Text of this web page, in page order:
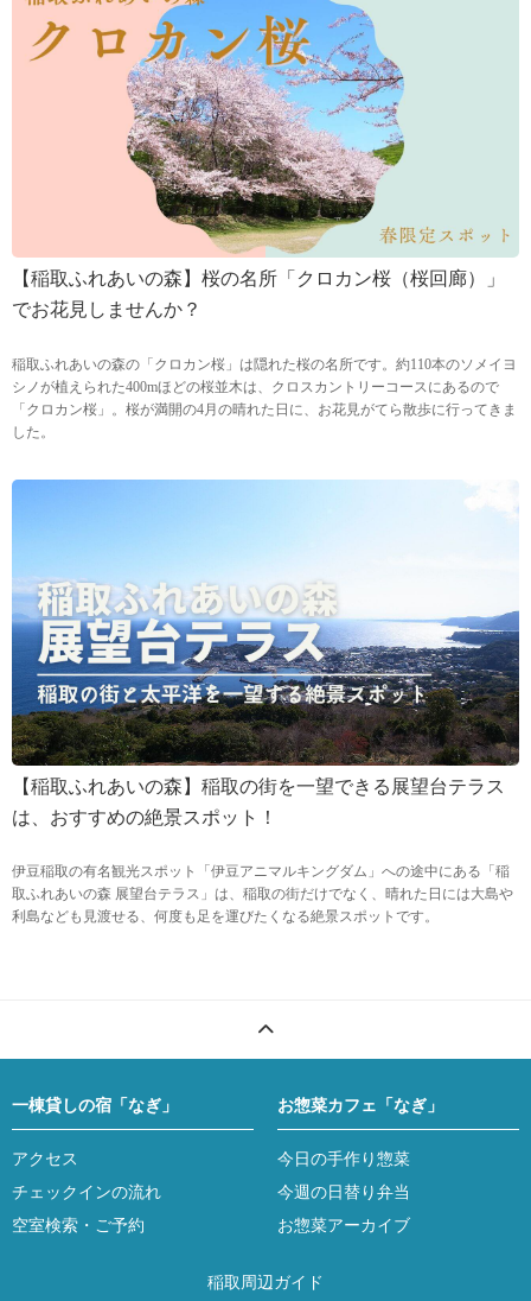
【稲取ふれあいの森】桜の名所「クロカン桜（桜回廊）」
でお花見しませんか？
稲取ふれあいの森の「クロカン桜」は隠れた桜の名所です。約110本のソメイヨ
シノが植えられた400mほどの桜並木は、クロスカントリーコースにあるので
「クロカン桜」。桜が満開の4月の晴れた日に、お花見がてら散歩に行ってきま
した。
【稲取ふれあいの森】稲取の街を一望できる展望台テラス
は、おすすめの絶景スポット！
伊豆稲取の有名観光スポット「伊豆アニマルキングダム」への途中にある「稲
取ふれあいの森 展望台テラス」は、稲取の街だけでなく、晴れた日には大島や
利島なども見渡せる、何度も足を運びたくなる絶景スポットです。
一棟貸しの宿「なぎ」
アクセス
チェックインの流れ
空室検索・ご予約
お惣菜カフェ「なぎ」
今日の手作り惣菜
今週の日替り弁当
お惣菜アーカイブ
稲取周辺ガイド